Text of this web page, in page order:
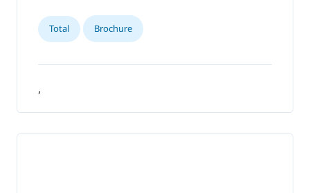
Total Brochure
,